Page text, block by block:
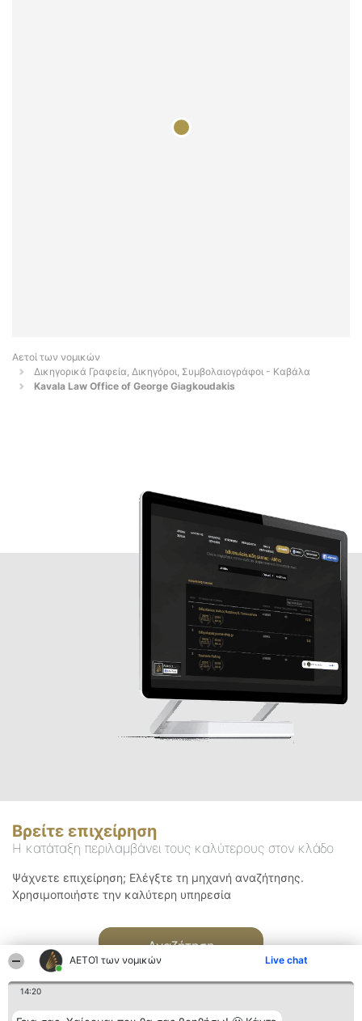
ΑΕΤΟΊ των νομικών Live chat
14:20
Αετοί των νομικών
Δικηγορικά Γραφεία, Δικηγόροι, Συμβολαιογράφοι - Καβάλα
Kavala Law Office of George Giagkoudakis
Βρείτε επιχείρηση
Η κατάταξη περιλαμβάνει τους καλύτερους στον κλάδο
Ψάχνετε επιχείρηση; Ελέγξτε τη μηχανή αναζήτησης.
Χρησιμοποιήστε την καλύτερη υπηρεσία
Αναζήτηση